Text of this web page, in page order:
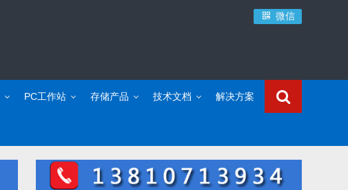
微信
PC工作站 存储产品 技术文档 解决方案